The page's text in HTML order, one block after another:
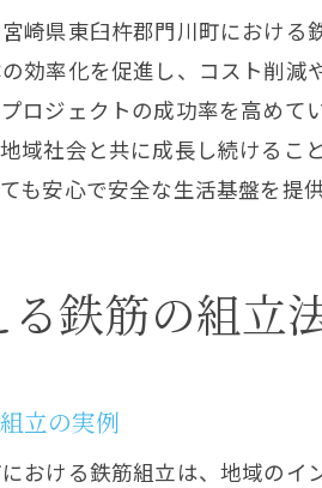
鉄筋
鉄筋
崎県東臼杵郡門川町におけ
効率化を促進し、コスト削
ロジェクトの成功率を高め
域社会と共に成長し続ける
も安心で安全な生活基盤を提
鉄筋の組立
立の実例
おける鉄筋組立は、地域の